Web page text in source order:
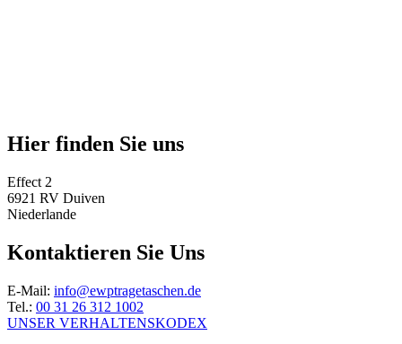
Hier finden Sie uns
Effect 2
6921 RV Duiven
Niederlande
Kontaktieren Sie Uns
E-Mail: info@ewptragetaschen.de
Tel.: 00 31 26 312 1002
UNSER VERHALTENSKODEX